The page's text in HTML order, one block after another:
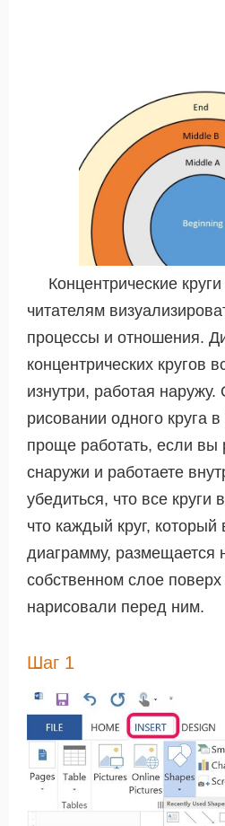
Концентрические
читателям
процессы и отношения.
концентрических кругов
изнутри, работая наружу.
рисовании одного круга
проще работать, если вы
снаружи и работаете
убедиться, что все
что каждый круг,
диаграмму, размещается
собственном слое поверх
нарисовали перед ним.
Шаг 1